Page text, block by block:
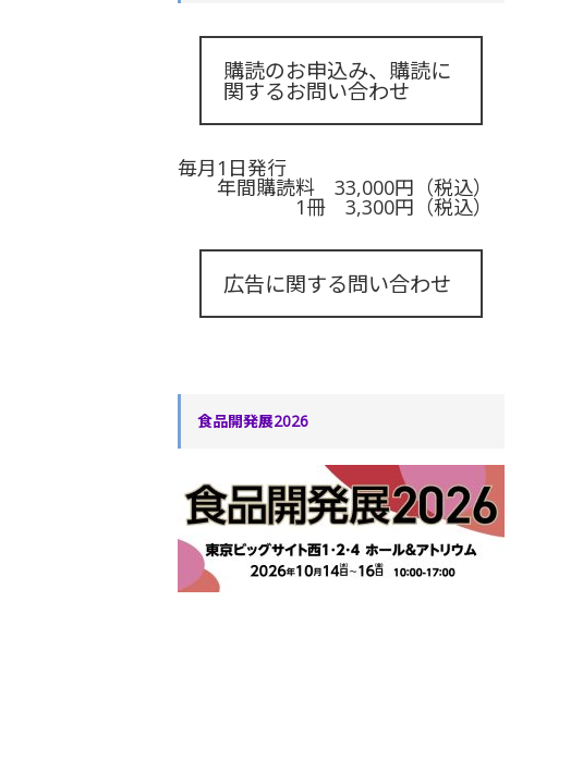
購読のお申込み、購読に
関するお問い合わせ
毎月1日発行
年間購読料 33,000円（税込）
1冊 3,300円（税込）
広告に関する問い合わせ
食品開発展2026